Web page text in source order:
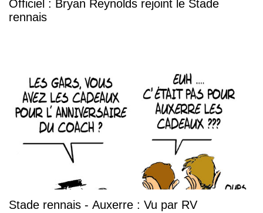
Officiel : Bryan Reynolds rejoint le Stade
rennais
Stade rennais - Auxerre : Vu par RV